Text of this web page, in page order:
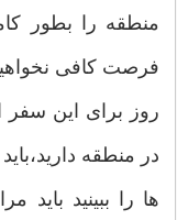
منطقه را بطور
فرصت کافی
روز برای این
در منطقه
ها را ببینید باید